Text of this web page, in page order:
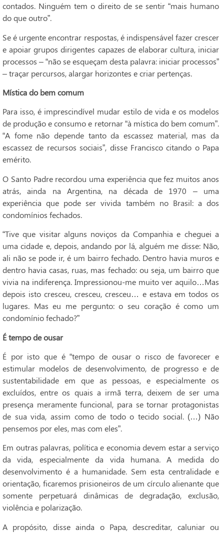
contados. Ninguém tem o direito de se sentir “mais humano
do que outro”.
Se é urgente encontrar respostas, é indispensável fazer crescer
e apoiar grupos dirigentes capazes de elaborar cultura, iniciar
processos – “não se esqueçam desta palavra: iniciar processos”
– traçar percursos, alargar horizontes e criar pertenças.
Mística do bem comum
Para isso, é imprescindível mudar estilo de vida e os modelos
de produção e consumo e retornar “à mística do bem comum”.
“A fome não depende tanto da escassez material, mas da
escassez de recursos sociais”, disse Francisco citando o Papa
emérito.
O Santo Padre recordou uma experiência que fez muitos anos
atrás, ainda na Argentina, na década de 1970 – uma
experiência que pode ser vivida também no Brasil: a dos
condomínios fechados.
“Tive que visitar alguns noviços da Companhia e cheguei a
uma cidade e, depois, andando por lá, alguém me disse: Não,
ali não se pode ir, é um bairro fechado. Dentro havia muros e
dentro havia casas, ruas, mas fechado: ou seja, um bairro que
vivia na indiferença. Impressionou-me muito ver aquilo…Mas
depois isto cresceu, cresceu, cresceu… e estava em todos os
lugares. Mas eu me pergunto: o seu coração é como um
condomínio fechado?”
É tempo de ousar
É por isto que é “tempo de ousar o risco de favorecer e
estimular modelos de desenvolvimento, de progresso e de
sustentabilidade em que as pessoas, e especialmente os
excluídos, entre os quais a irmã terra, deixem de ser uma
presença meramente funcional, para se tornar protagonistas
de sua vida, assim como de todo o tecido social. (…) Não
pensemos por eles, mas com eles”.
Em outras palavras, política e economia devem estar a serviço
da vida, especialmente da vida humana. A medida do
desenvolvimento é a humanidade. Sem esta centralidade e
orientação, ficaremos prisioneiros de um círculo alienante que
somente perpetuará dinâmicas de degradação, exclusão,
violência e polarização.
A propósito, disse ainda o Papa, descreditar, caluniar ou